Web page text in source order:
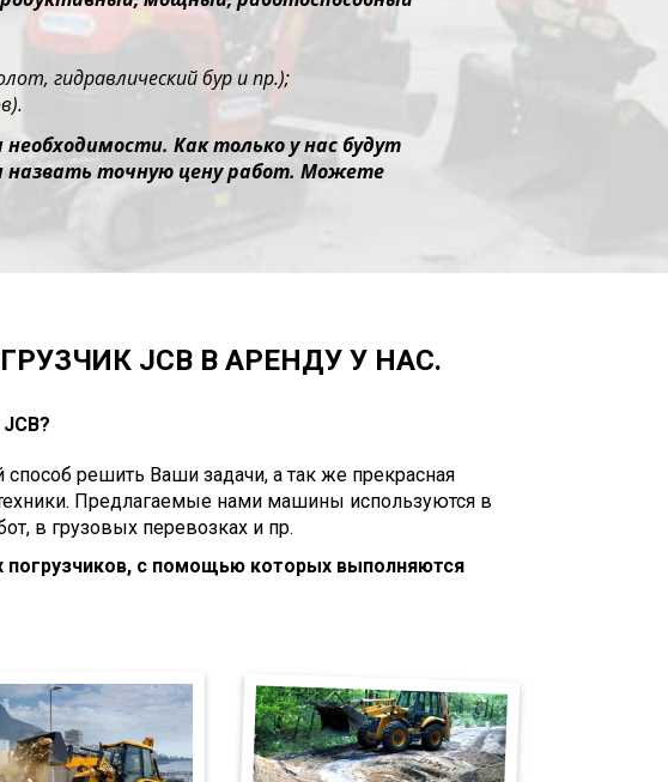
гидравлический бур и пр.);
Как только у нас будут
назвать точную цену работ. Можете
JCB В АРЕНДУ У НАС.
решить Ваши задачи, а так же прекрасная
Предлагаемые нами машины используются в
в грузовых перевозках и пр.
с помощью которых выполняются